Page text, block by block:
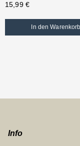
15,99 €
In den Warenkorb
Info